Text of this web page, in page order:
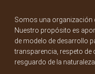
Somos una organización
Nuestro propósito es
de modelo de desarrollo
transparencia, respeto de
resguardo de la